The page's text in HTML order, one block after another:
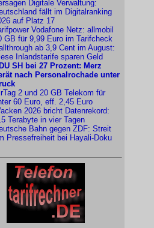
Digitale Verwaltung:
fällt im Digitalranking
auf Platz 17
Vodafone Netz: allmobil
GB für 9,99 Euro im Tarifcheck
ab 3,9 Cent im August:
Inlandstarife sparen Geld
SH bei 27 Prozent: Merz
nach Personalrochade unter
2 und 20 GB Telekom für
60 Euro, eff. 2,45 Euro
2026 bricht Datenrekord:
Terabyte in vier Tagen
Bahn gegen ZDF: Streit
Pressefreiheit bei Hayali-Doku